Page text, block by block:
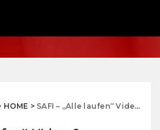
HOME > SAFI – „Alle laufen“ Video & Ausstellung in Leipzig